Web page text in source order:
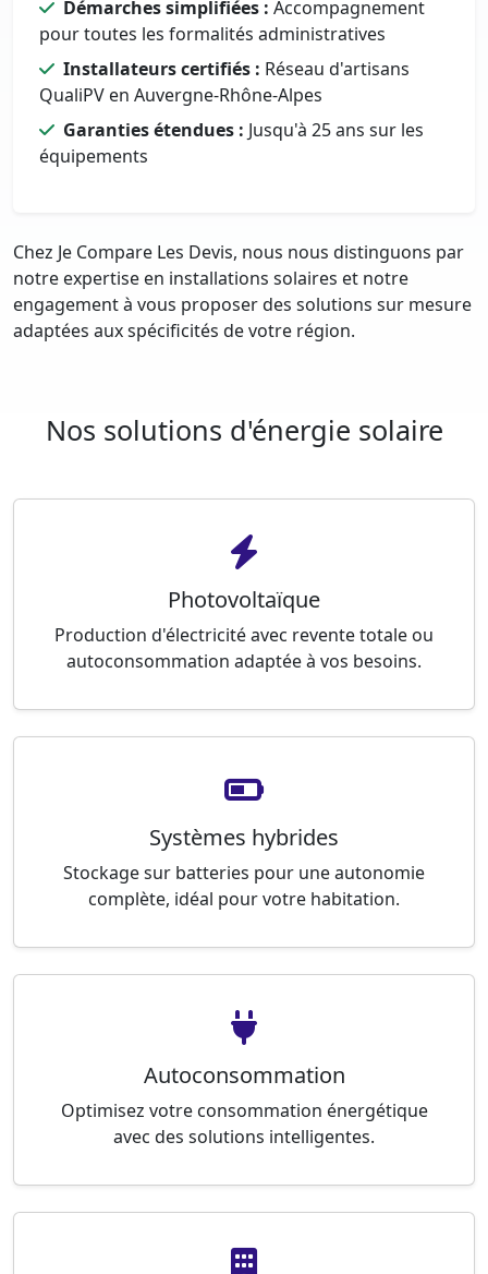
Démarches simplifiées : Accompagnement
pour toutes les formalités administratives
Installateurs certifiés : Réseau d'artisans
QualiPV en Auvergne-Rhône-Alpes
Garanties étendues : Jusqu'à 25 ans sur les
équipements
Chez Je Compare Les Devis, nous nous distinguons par
notre expertise en installations solaires et notre
engagement à vous proposer des solutions sur mesure
adaptées aux spécificités de votre région.
Nos solutions d'énergie solaire
Photovoltaïque
Production d'électricité avec revente totale ou
autoconsommation adaptée à vos besoins.
Systèmes hybrides
Stockage sur batteries pour une autonomie
complète, idéal pour votre habitation.
Autoconsommation
Optimisez votre consommation énergétique
avec des solutions intelligentes.